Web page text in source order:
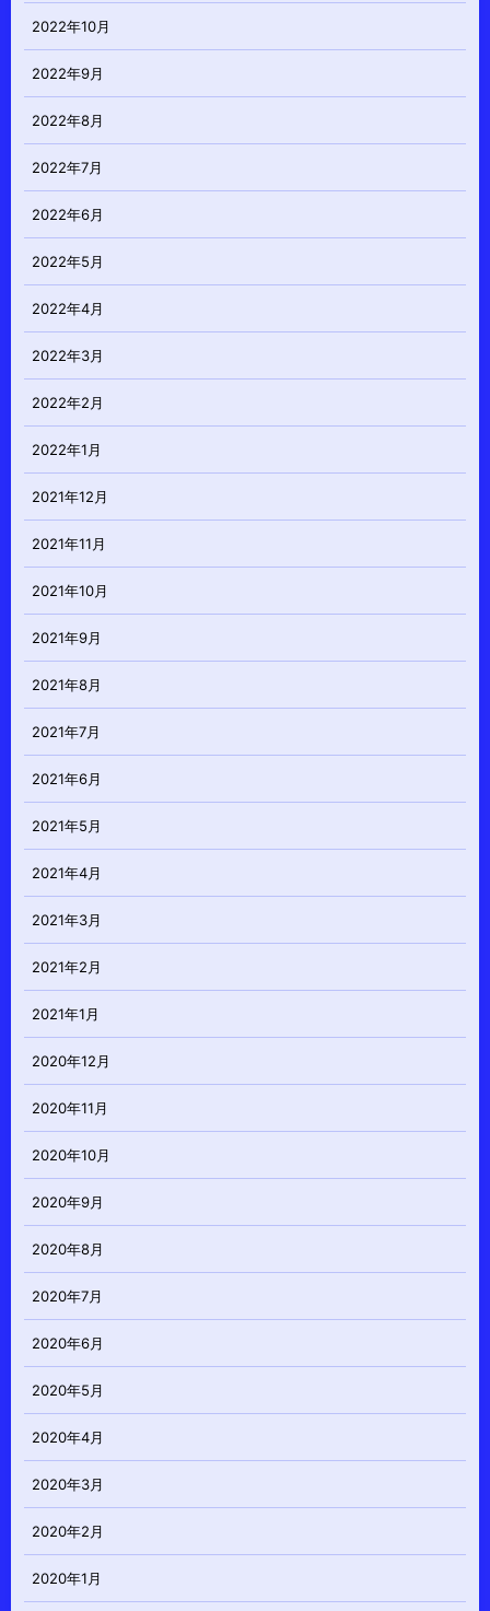
2022年10月
2022年9月
2022年8月
2022年7月
2022年6月
2022年5月
2022年4月
2022年3月
2022年2月
2022年1月
2021年12月
2021年11月
2021年10月
2021年9月
2021年8月
2021年7月
2021年6月
2021年5月
2021年4月
2021年3月
2021年2月
2021年1月
2020年12月
2020年11月
2020年10月
2020年9月
2020年8月
2020年7月
2020年6月
2020年5月
2020年4月
2020年3月
2020年2月
2020年1月